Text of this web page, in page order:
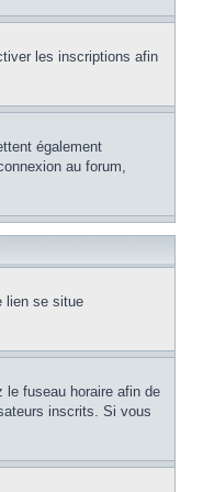
les inscriptions afin
également
au forum,
lien se situe
le fuseau horaire afin de
inscrits. Si vous